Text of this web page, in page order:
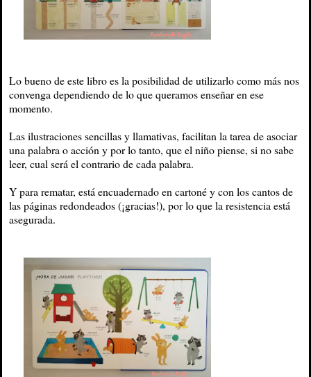
Lo bueno de este libro es la posibilidad de utilizarlo como más nos
convenga dependiendo de lo que queramos enseñar en ese
momento.
Las ilustraciones sencillas y llamativas, facilitan la tarea de asociar
una palabra o acción y por lo tanto, que el niño piense, si no sabe
leer, cual será el contrario de cada palabra.
Y para rematar, está encuadernado en cartoné y con los cantos de
las páginas redondeados (¡gracias!), por lo que la resistencia está
asegurada.